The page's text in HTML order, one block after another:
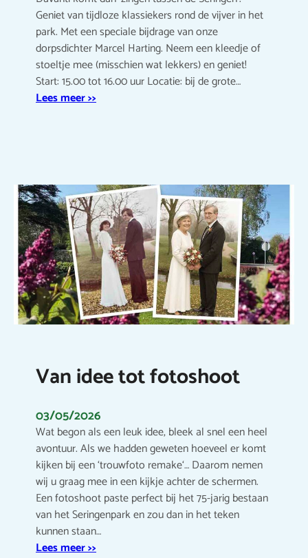
Geniet van tijdloze klassiekers rond de vijver in het
park. Met een speciale bijdrage van onze
dorpsdichter Marcel Harting. Neem een kleedje of
stoeltje mee (misschien wat lekkers) en geniet!
Start: 15.00 tot 16.00 uur Locatie: bij de grote…
Lees meer >>
Van idee tot fotoshoot
03/05/2026
Wat begon als een leuk idee, bleek al snel een heel
avontuur. Als we hadden geweten hoeveel er komt
kijken bij een ‘trouwfoto remake‘… Daarom nemen
wij u graag mee in een kijkje achter de schermen.
Een fotoshoot paste perfect bij het 75-jarig bestaan
van het Seringenpark en zou dan in het teken
kunnen staan…
Lees meer >>